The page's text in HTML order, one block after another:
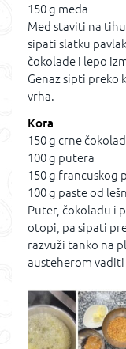
150 g meda
Med staviti na
sipati slatku
čokolade i lepo
Genaz sipti preko
vrha.
Kora
150 g crne
100 g putera
150 g francuskog
100 g paste od
Puter, čokoladu i
otopi, pa sipati
razvuži tanko na
austeherom vaditi